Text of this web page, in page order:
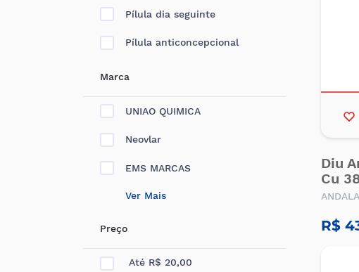
Pílula dia seguinte
Pílula anticoncepcional
Marca
UNIAO QUIMICA
Neovlar
EMS MARCAS
Ver Mais
Preço
Até R$ 20,00
Diu
Cu
R$